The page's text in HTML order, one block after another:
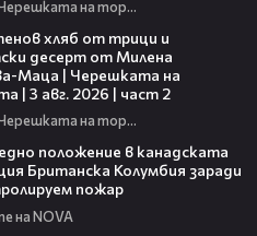
Черешката на тортата
хляб от трици и
десерт от Милена
Маца | Черешката на
| 3 авг. 2026 | част 2
Черешката на тортата
положение в канадската
Британска Колумбия заради
пожар
на NOVA